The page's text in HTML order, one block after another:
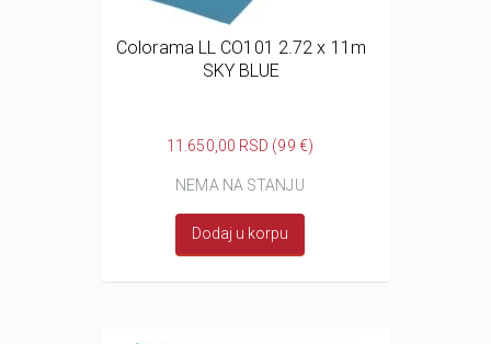
Colorama LL CO101 2.72 x 11m
SKY BLUE
11.650,00 RSD (99 €)
NEMA NA STANJU
Dodaj u korpu